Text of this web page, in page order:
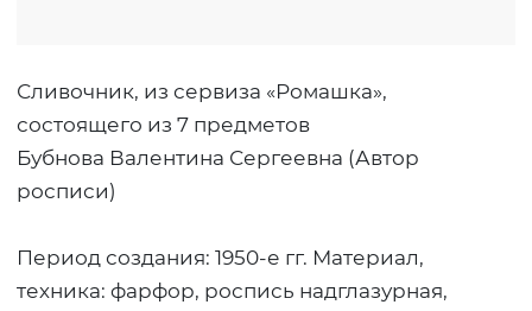
Сливочник, из сервиза «Ромашка»,
состоящего из 7 предметов
Бубнова Валентина Сергеевна (Автор
росписи)
Период создания: 1950-е гг. Материал,
техника: фарфор, роспись надглазурная,